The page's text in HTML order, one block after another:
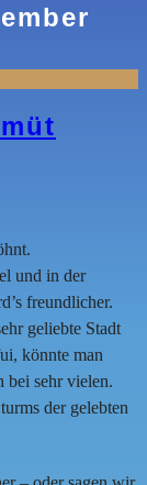
und in der
freundlicher.
geliebte Stadt
könnte man
bei sehr vielen.
der gelebten